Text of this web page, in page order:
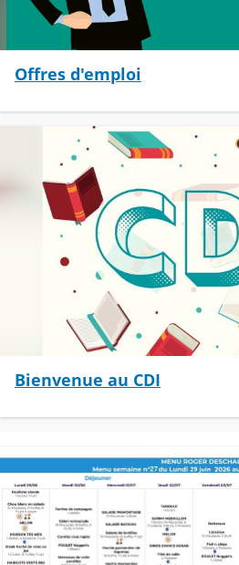
Offres d'emploi
Bienvenue au CDI